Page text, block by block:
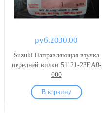
руб.2030.00
Suzuki Направляющая втулка
передней вилки 51121-23EA0-
000